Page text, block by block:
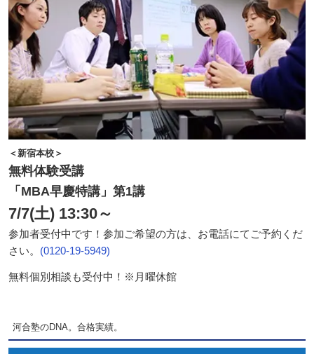
＜新宿本校＞
無料体験受講
「MBA早慶特講」 第1講
7/7(土) 13:30～
参加者受付中です！参加ご希望の方は、お電話にてご予約くだ
さい。 (0120-19-5949)
無料個別相談も受付中！※月曜休館
河合塾のDNA。合格実績。